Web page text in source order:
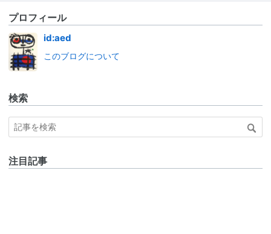
プロフィール
id:aed
このブログについて
検索
注目記事